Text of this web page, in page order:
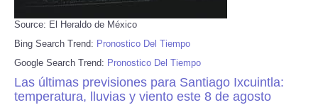
Source: El Heraldo de México
Bing Search Trend: Pronostico Del Tiempo
Google Search Trend: Pronostico Del Tiempo
Las últimas previsiones para Santiago Ixcuintla:
temperatura, lluvias y viento este 8 de agosto